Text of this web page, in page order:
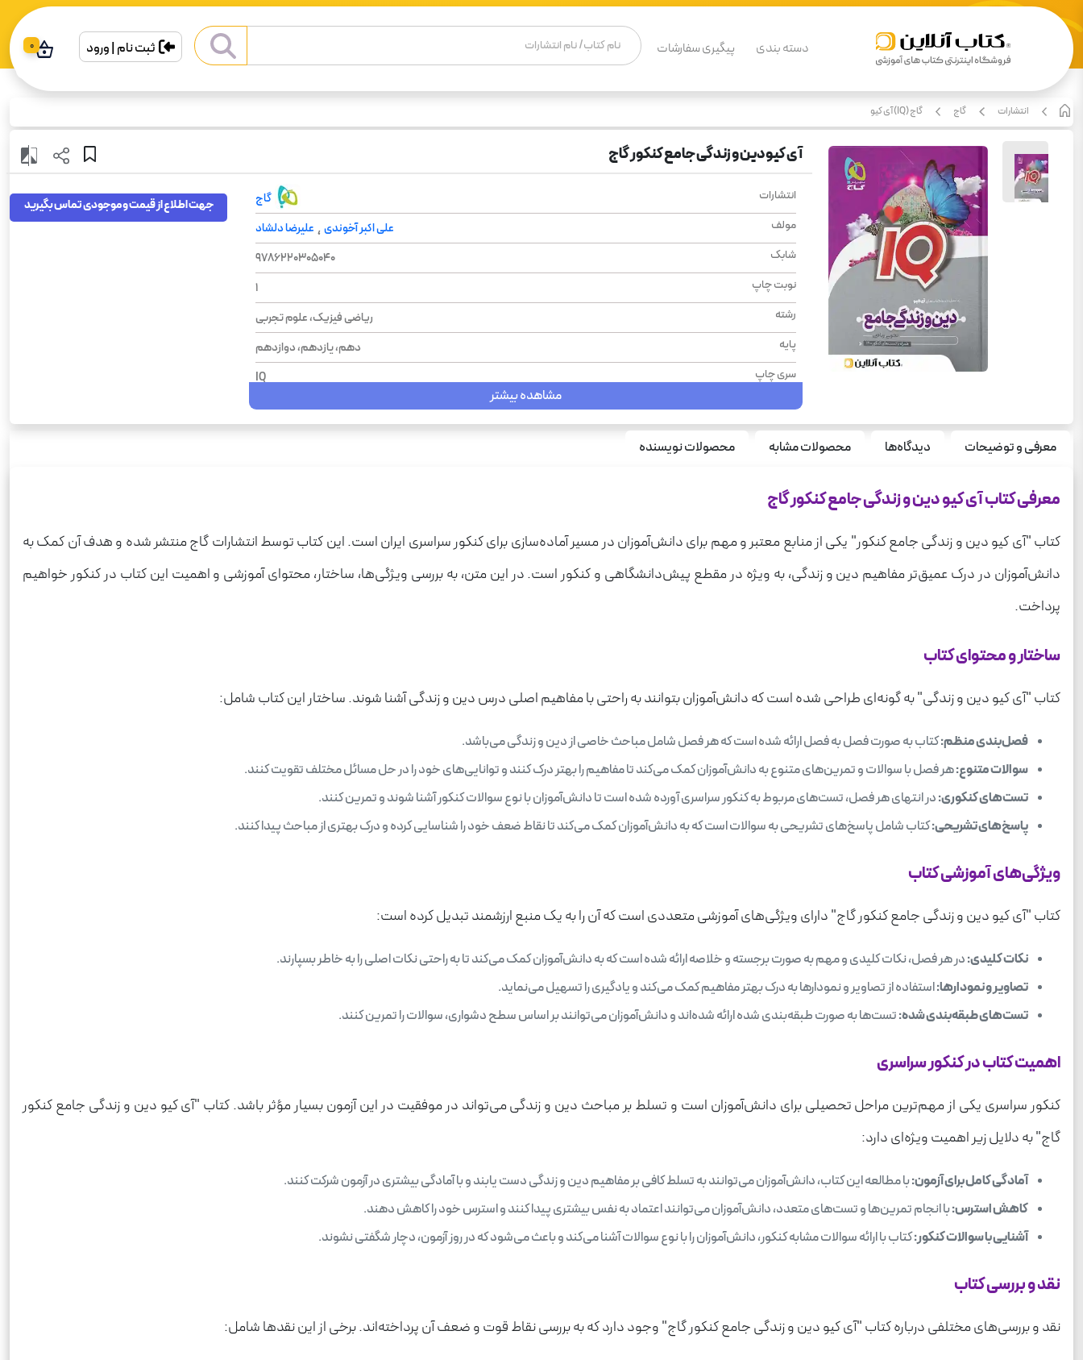
دسته بندی پیگیری سفارشات ثبت نام | ورود 0
انتشارات گاج گاج (IQ) آی کیو
آی کیو دین و زندگی جامع کنکور گاج
انتشارات
گاج
مولف
علی اکبر آخوندی ، علیرضا دلشاد
شابک
9786220305040
نوبت چاپ
1
رشته
ریاضی فیزیک، علوم تجربی
پایه
دهم، یازدهم، دوازدهم
سری چاپ
IQ
1404
سری
قطع
تعداد صفحه
وزن
880
مشاهده بیشتر
جهت اطلاع از قیمت و موجودی تماس بگیرید
معرفی و توضیحات دیدگاه‌ها محصولات مشابه محصولات نویسنده
معرفی کتاب آی کیو دین و زندگی جامع کنکور گاج
کتاب "آی کیو دین و زندگی جامع کنکور" یکی از منابع معتبر و مهم برای دانش‌آموزان در مسیر آماده‌سازی برای کنکور سراسری ایران است. این کتاب توسط انتشارات گاج منتشر شده و هدف آن کمک به
دانش‌آموزان در درک عمیق‌تر مفاهیم دین و زندگی، به ویژه در مقطع پیش‌دانشگاهی و کنکور است. در این متن، به بررسی ویژگی‌ها، ساختار، محتوای آموزشی و اهمیت این کتاب در کنکور خواهیم
پرداخت.
ساختار و محتوای کتاب
کتاب "آی کیو دین و زندگی" به گونه‌ای طراحی شده است که دانش‌آموزان بتوانند به راحتی با مفاهیم اصلی درس دین و زندگی آشنا شوند. ساختار این کتاب شامل:
فصل‌بندی منظم:کتاب به صورت فصل به فصل ارائه شده است که هر فصل شامل مباحث خاصی از دین و زندگی می‌باشد.
سوالات متنوع:هر فصل با سوالات و تمرین‌های متنوع به دانش‌آموزان کمک می‌کند تا مفاهیم را بهتر درک کنند و توانایی‌های خود را در حل مسائل مختلف تقویت کنند.
تست‌های کنکوری:در انتهای هر فصل، تست‌های مربوط به کنکور سراسری آورده شده است تا دانش‌آموزان با نوع سوالات کنکور آشنا شوند و تمرین کنند.
پاسخ‌های تشریحی:کتاب شامل پاسخ‌های تشریحی به سوالات است که به دانش‌آموزان کمک می‌کند تا نقاط ضعف خود را شناسایی کرده و درک بهتری از مباحث پیدا کنند.
ویژگی‌های آموزشی کتاب
کتاب "آی کیو دین و زندگی جامع کنکور گاج" دارای ویژگی‌های آموزشی متعددی است که آن را به یک منبع ارزشمند تبدیل کرده است:
نکات کلیدی:در هر فصل، نکات کلیدی و مهم به صورت برجسته و خلاصه ارائه شده است که به دانش‌آموزان کمک می‌کند تا به راحتی نکات اصلی را به خاطر بسپارند.
تصاویر و نمودارها:استفاده از تصاویر و نمودارها به درک بهتر مفاهیم کمک می‌کند و یادگیری را تسهیل می‌نماید.
تست‌های طبقه‌بندی شده:تست‌ها به صورت طبقه‌بندی شده ارائه شده‌اند و دانش‌آموزان می‌توانند بر اساس سطح دشواری، سوالات را تمرین کنند.
اهمیت کتاب در کنکور سراسری
کنکور سراسری یکی از مهم‌ترین مراحل تحصیلی برای دانش‌آموزان است و تسلط بر مباحث دین و زندگی می‌تواند در موفقیت در این آزمون بسیار مؤثر باشد. کتاب "آی کیو دین و زندگی جامع کنکور
گاج" به دلایل زیر اهمیت ویژه‌ای دارد:
آمادگی کامل برای آزمون:با مطالعه این کتاب، دانش‌آموزان می‌توانند به تسلط کافی بر مفاهیم دین و زندگی دست یابند و با آمادگی بیشتری در آزمون شرکت کنند.
کاهش استرس:با انجام تمرین‌ها و تست‌های متعدد، دانش‌آموزان می‌توانند اعتماد به نفس بیشتری پیدا کنند و استرس خود را کاهش دهند.
آشنایی با سوالات کنکور:کتاب با ارائه سوالات مشابه کنکور، دانش‌آموزان را با نوع سوالات آشنا می‌کند و باعث می‌شود که در روز آزمون، دچار شگفتی نشوند.
نقد و بررسی کتاب
نقد و بررسی‌های مختلفی درباره کتاب "آی کیو دین و زندگی جامع کنکور گاج" وجود دارد که به بررسی نقاط قوت و ضعف آن پرداخته‌اند. برخی از این نقدها شامل: